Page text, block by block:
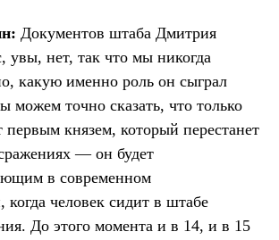
Документов штаба Дмитрия
увы, нет, так что мы никогда
какую именно роль он сыграл
точно сказать, что только
князем, который перестанет
— он будет
в современном
когда человек сидит в штабе
До этого момента и в 14, и в 15